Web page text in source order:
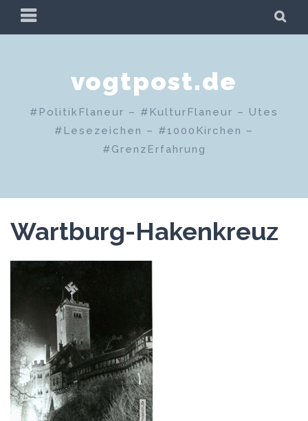
Zum
PRIMÄRES
MENÜ
vogtpost.de
#PolitikFlaneur – #KulturFlaneur – Utes
#Lesezeichen – #1000Kirchen –
#GrenzErfahrung
Wartburg-Hakenkreuz